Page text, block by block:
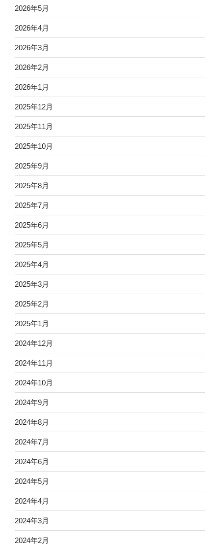
2026年5月
2026年4月
2026年3月
2026年2月
2026年1月
2025年12月
2025年11月
2025年10月
2025年9月
2025年8月
2025年7月
2025年6月
2025年5月
2025年4月
2025年3月
2025年2月
2025年1月
2024年12月
2024年11月
2024年10月
2024年9月
2024年8月
2024年7月
2024年6月
2024年5月
2024年4月
2024年3月
2024年2月